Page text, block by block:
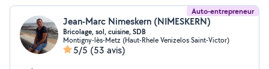
Auto-entrepreneur
Jean-Marc Nimeskern (NIMESKERN)
Bricolage, sol, cuisine, SDB
Montigny-lès-Metz (Haut-Rhele Venizelos Saint-Victor)
5/5 (53 avis)